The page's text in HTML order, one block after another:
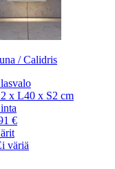
/ Calidris
x L40 x S2 cm
€
väriä